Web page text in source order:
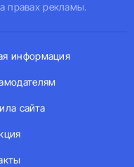
правах рекламы.
информация
сайта